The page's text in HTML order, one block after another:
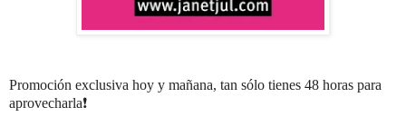
Promoción exclusiva hoy y mañana, tan sólo tienes 48 horas para
aprovecharla❗️